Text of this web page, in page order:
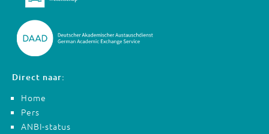
Direct naar:
Home
Pers
ANBI-status